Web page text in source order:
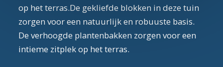
op het terras.De gekliefde blokken in deze tuin
zorgen voor een natuurlijk en robuuste basis.
De verhoogde plantenbakken zorgen voor een
intieme zitplek op het terras.